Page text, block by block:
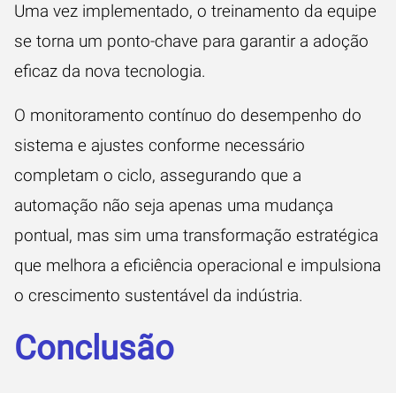
Uma vez implementado, o treinamento da equipe
se torna um ponto-chave para garantir a adoção
eficaz da nova tecnologia.
O monitoramento contínuo do desempenho do
sistema e ajustes conforme necessário
completam o ciclo, assegurando que a
automação não seja apenas uma mudança
pontual, mas sim uma transformação estratégica
que melhora a eficiência operacional e impulsiona
o crescimento sustentável da indústria.
Conclusão